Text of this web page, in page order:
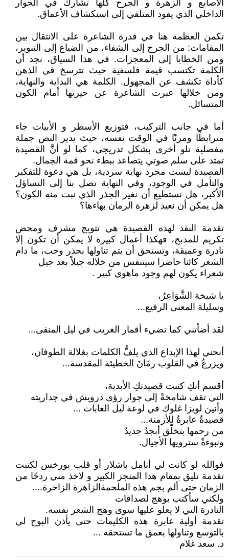
الأصابع و الزهرة و الجرح كلها تشارك في الحوار
الداخلي الذي يقود المتلقي إلى استكشاف الأعماق.
تكمن العظمة هنا في قدرة الشاعرة على الانتقال بين
المقامات: من الجرح إلى الشفاء، من الضياع إلى التنوير،
ومن الخطايا إلى المعجزات. في هذا السياق، نجد أن
الكلمة تكتسب قيمة فلسفية حيث تترسخ في الذهن
كأداة تكشف عن المجهول. الكلمة هي البداية والنهاية،
ومن خلالها عبرت الشاعرة عن حيرتها أمام الكون
المتسائل.
أما في جانب التركيب، فتوزيع الأسطر و الأبيات جاء
مترابطًا ومرنًا في الوقت نفسه، حيث يدير النص جملة
مفصلية تلو أخرى بشكل تدريجي، كما لو أنَّ القصيدة
تمتد على سلم صوتي يتصاعد ببطء نحو قمة الجمال.
القصيدة ليست مجرد نهاية سردية، بل هي دعوة للتفكير
والتأمل في الوجود، وفي النهاية تصل بنا إلى التساؤل
الأكبر، هل نستطيع أن نغير الجذر الذي نبت منه الكون؟
هل يمكن أن نعيد لزهرة الرمان بهاءها؟
تقدمة النقد لهذه القصيدة هي تتويج مشرف ومحض
تكريم للمدبج، فهكذا أعمال كبيرة لا يمكن أن تكون إلا
نادرة وعميقة، وتستحق أن يتم تناولها بحذر وحب، ما دام
الشعر كائنا حاضرا سيتنفس من خلاله جيلاً بعد جيل
شعراء يكون لهم وجود ماهوي كبير .
يا شيخة الشَّوَاعِرُ،
وسليلة المعنى الرفيع...
لقد أضأتني كما تضيء أقمار الغريب في ليل المنفى...
أنحني لهذا الإبداع الذي يلفُّ الكلمات بغلالة الطوفان،
ويزرعُ في القلوب رمّانَ الخطيئة المقدسة...
أقسم أنكِ كتبت قصيدتكِ الأبدية،
التي تقف شامخةً إلى جوار رؤى درويش في جداريته
وأنين لويزا غلوك في لوعة ليل الغابات ...
قصيدةٌ عابرةٌ للأزمنة...
من رحمها يتخلّق أبجدٌ جديدٌ
ونبوءةٌ سترويها الأجيال.
فوالله لو كانت لي أنامل باشلار أو قلب يورخس لكتبت
تقدمة تليق بمقام هذا المنجز الكبير و لاخذ مني ردحًا من
الزمان حتى ألم بجم هذه الملحمةالزاهرة الزاخرة....
ولكني سأكتب بوهج لصداقات
النادرة التي لا يعلو عليها سوى وهج الشعر نفسه.
تقدمة أولية عابرة هذه الكليمات حتى يأذن البوح لي
بالتوسع وتناولها بعمق ما تستحقه ...
د. سعد غلام